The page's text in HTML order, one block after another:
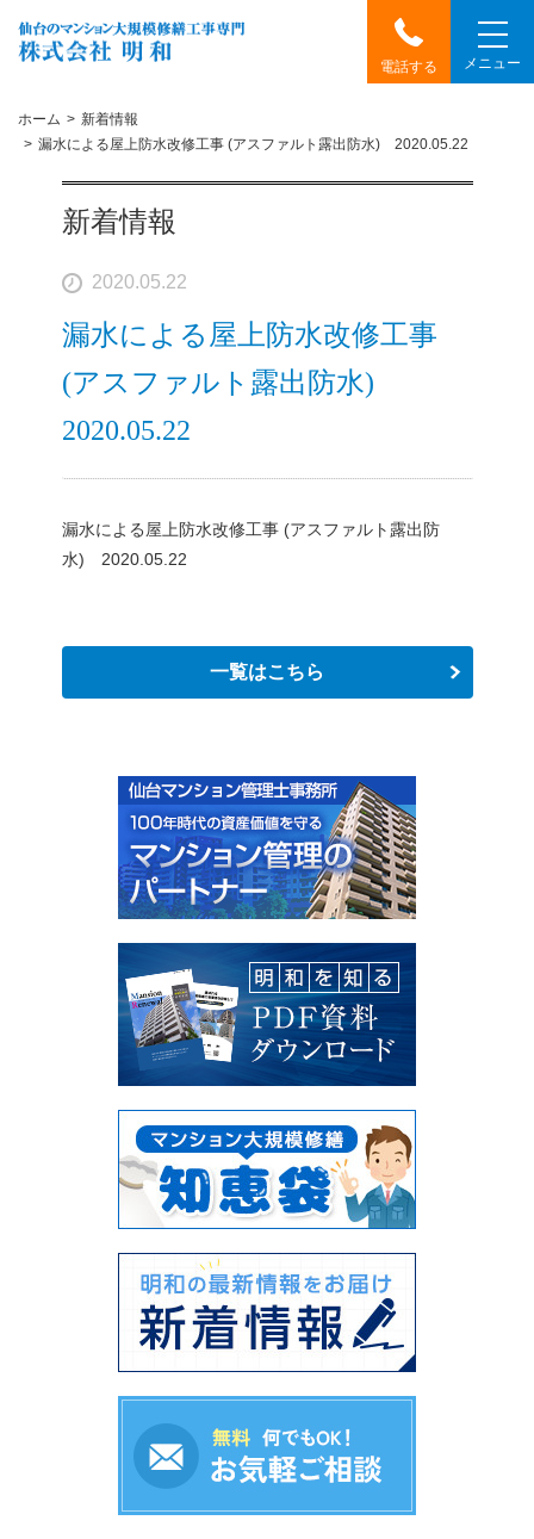
電話する メニュー
ホーム
新着情報
漏水による屋上防水改修工事 (アスファルト露出防水) 2020.05.22
新着情報
2020.05.22
漏水による屋上防水改修工事
(アスファルト露出防水)
2020.05.22
漏水による屋上防水改修工事 (アスファルト露出防
水) 2020.05.22
一覧はこちら